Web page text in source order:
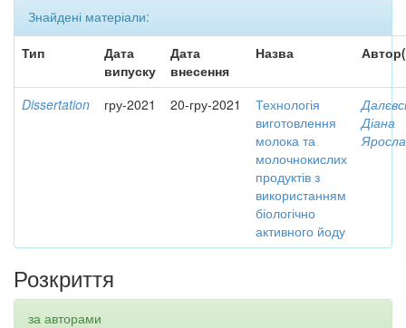
Знайдені матеріали:
Тип
Дата
випуску
Дата
внесення
Назва
Dissertation гру-2021 20-гру-2021
Технологія
виготовлення
молока та
молочнокислих
продуктів з
використанням
біологічно
активного йоду
Діана
Розкриття
за авторами